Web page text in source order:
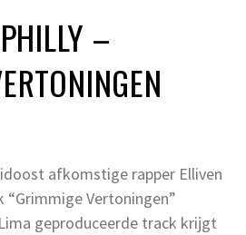
–
afkomstige rapper Elliven
“Grimmige Vertoningen”
geproduceerde track krijgt